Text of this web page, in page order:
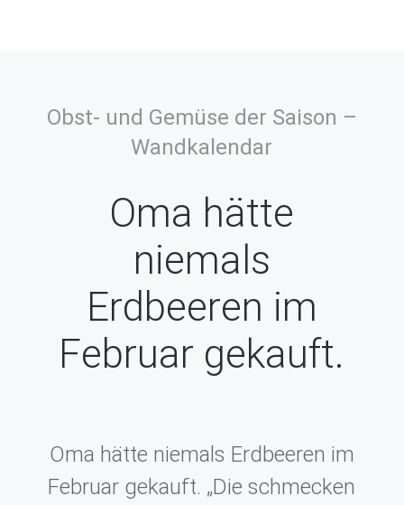
Obst- und Gemüse der Saison –
Wandkalendar
Oma hätte
niemals
Erdbeeren im
Februar gekauft.
Oma hätte niemals Erdbeeren im
Februar gekauft. „Die schmecken